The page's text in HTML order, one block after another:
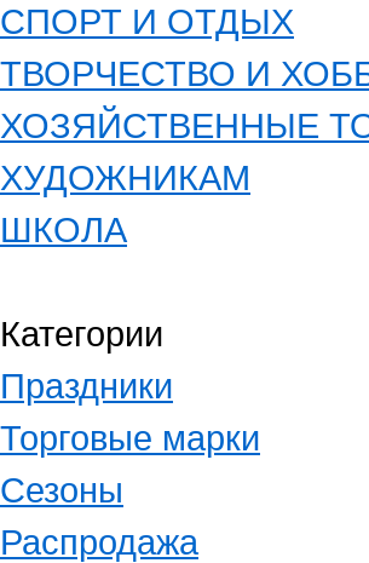
СПОРТ И ОТДЫХ
ТВОРЧЕСТВО И
ХОЗЯЙСТВЕННЫЕ
ХУДОЖНИКАМ
ШКОЛА
Категории
Праздники
Торговые марки
Сезоны
Распродажа